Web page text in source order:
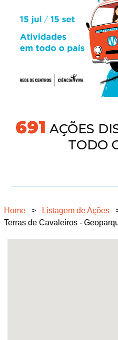
718 AÇÕES
TODO
Home > Listagem de Ações
Terras de Cavaleiros -